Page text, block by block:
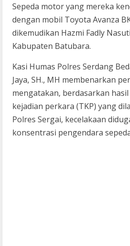
Sepeda motor yang mereka
dengan mobil Toyota Avanza
dikemudikan Hazmi Fadly
Kabupaten Batubara.
Kasi Humas Polres Serdang
Jaya, SH., MH membenarkan
mengatakan, berdasarkan
kejadian perkara (TKP) yang
Polres Sergai, kecelakaan
konsentrasi pengendara